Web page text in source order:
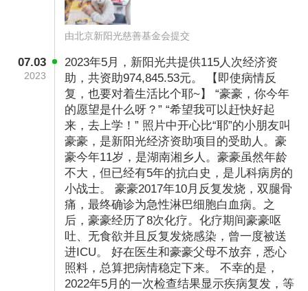
由北京新阳光慈善基金会提交
07.03
2023
2023年5月，新阳光共提供115人次经济资
助，共资助974,845.53元。 【即使病情反
复，也要对着生活比个耶~】 “豪豪，你今年
的愿望是什么呀？” “希望我可以赶快好起
来，去上学！” 照片中开心比“耶”的小朋友叫
豪豪，是新阳光经济资助项目的受助人。豪
豪今年11岁，是湖南湘乡人。豪豪虽然年龄
不大，但已经有5年的抗白史，是儿科病房的
小战士。 豪豪2017年10月反复发烧，双腿骨
痛，最终确诊为急性淋巴细胞白血病。之
后，豪豪经历了8次化疗。化疗期间豪豪呕
吐、无食欲并且反复发烧感染，曾一度被送
进ICU。 好在医生和豪豪父母不放弃，悉心
照料，总算把病情稳定下来。 不幸的是，
2022年5月的一次检查结果显示疾病复发，等